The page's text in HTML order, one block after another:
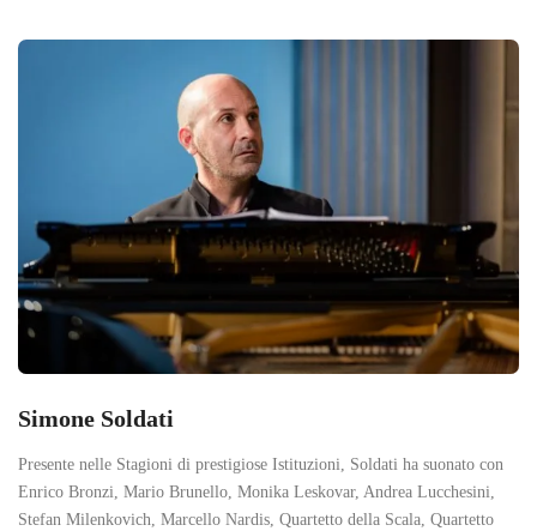
Simone Soldati
Presente nelle Stagioni di prestigiose Istituzioni, Soldati ha suonato con
Enrico Bronzi, Mario Brunello, Monika Leskovar, Andrea Lucchesini,
Stefan Milenkovich, Marcello Nardis, Quartetto della Scala, Quartetto